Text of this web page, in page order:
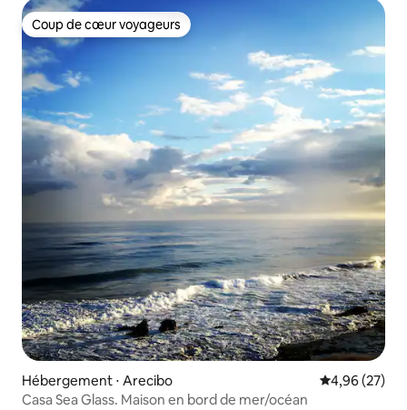
Coup de cœur voyageurs
Coup de cœur voyageurs
Hébergement ⋅ Arecibo Évaluation
4,96 (27)
Casa Sea Glass. Maison en bord de mer/océan